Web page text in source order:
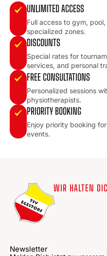
UNLIMITED ACCESS
Full access to gym,
specialized zones.
DISCOUNTS
Special rates for
services, and personal
FREE CONSULTATIONS
Personalized sessions
physiotherapists.
PRIORITY BOOKING
Enjoy priority booking
events.
WIR HALTEN
Newsletter